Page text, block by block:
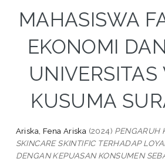
MAHASISWA
EKONOMI
UNIVERSITAS
KUSUMA
Ariska, Fena Ariska (2024) PENGARUH
SKINCARE SKINTIFIC TERHADAP
DENGAN KEPUASAN KONSUMEN